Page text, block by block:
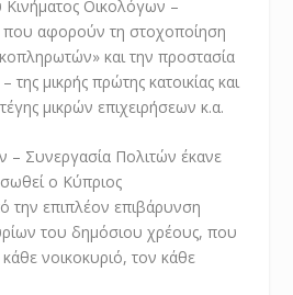
Οικολόγων –
που αφορούν τη στοχοποίηση
και την προστασία
μικρής πρώτης κατοικίας και
μικρών επιχειρήσεων κ.α.
– Συνεργασία Πολιτών έκανε
ο Κύπριος
επιπλέον επιβάρυνση
του δημόσιου χρέους, που
νοικοκυριό, τον κάθε